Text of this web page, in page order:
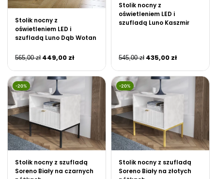
Stolik nocny z
oświetleniem LED i
szufladą Luno Dąb Wotan
565,00zł 449,00 zł
Stolik nocny z
oświetleniem LED i
szufladą Luno Kaszmir
545,00zł 435,00 zł
-20%
Stolik nocny z szufladą
Soreno Biały na czarnych
-20%
Stolik nocny z szufladą
Soreno Biały na złotych